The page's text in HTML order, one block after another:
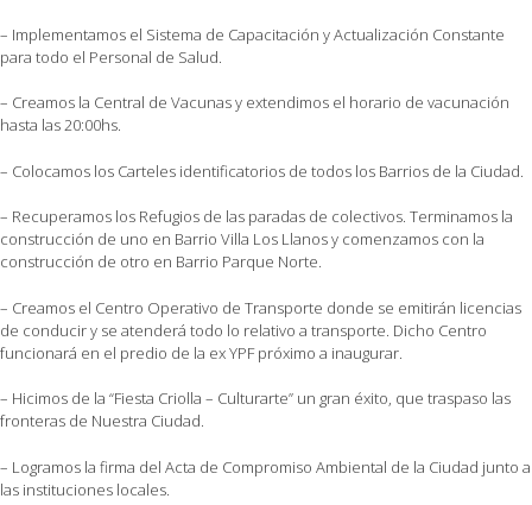
– Implementamos el Sistema de Capacitación y Actualización Constante
para todo el Personal de Salud.
– Creamos la Central de Vacunas y extendimos el horario de vacunación
hasta las 20:00hs.
– Colocamos los Carteles identificatorios de todos los Barrios de la Ciudad.
– Recuperamos los Refugios de las paradas de colectivos. Terminamos la
construcción de uno en Barrio Villa Los Llanos y comenzamos con la
construcción de otro en Barrio Parque Norte.
– Creamos el Centro Operativo de Transporte donde se emitirán licencias
de conducir y se atenderá todo lo relativo a transporte. Dicho Centro
funcionará en el predio de la ex YPF próximo a inaugurar.
– Hicimos de la “Fiesta Criolla – Culturarte” un gran éxito, que traspaso las
fronteras de Nuestra Ciudad.
– Logramos la firma del Acta de Compromiso Ambiental de la Ciudad junto a
las instituciones locales.